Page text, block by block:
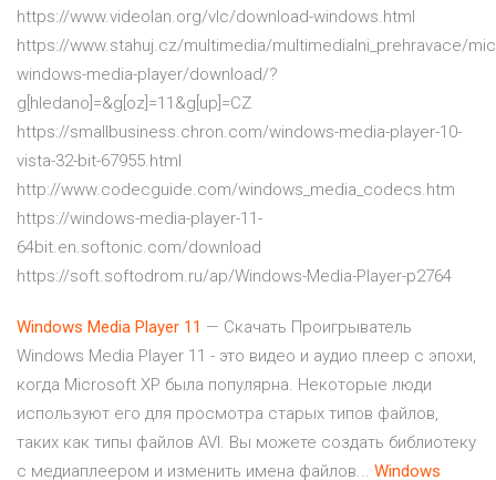
https://www.videolan.org/vlc/download-windows.html
https://www.stahuj.cz/multimedia/multimedialni_prehravace/
windows-media-player/download/?
g[hledano]=&g[oz]=11&g[up]=CZ
https://smallbusiness.chron.com/windows-media-player-10-
vista-32-bit-67955.html
http://www.codecguide.com/windows_media_codecs.htm
https://windows-media-player-11-
64bit.en.softonic.com/download
https://soft.softodrom.ru/ap/Windows-Media-Player-p2764
Windows Media Player 11 — Скачать Проигрыватель
Windows Media Player 11 - это видео и аудио плеер с эпохи,
когда Microsoft XP была популярна. Некоторые люди
используют его для просмотра старых типов файлов,
таких как типы файлов AVI. Вы можете создать библиотеку
с медиаплеером и изменить имена файлов... Windows